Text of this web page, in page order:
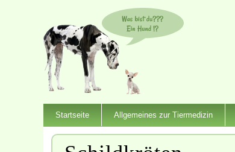
Startseite Allgemeines zur Tiermedizin